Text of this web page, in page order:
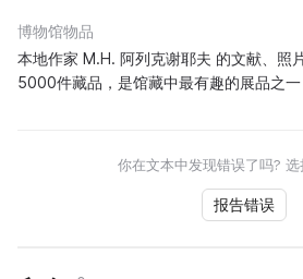
博物馆物品
本地作家 M.Н. 阿列克谢耶夫 的文献、
5000件藏品，是馆藏中最有趣的展品之一
你在文本中发现错误了吗?
报告错误